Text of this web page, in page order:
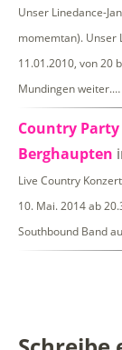
Unser Linedance-
momemtan). Unser
11.01.2010, von 20
Mundingen weiter.…
Country
Berghaupten
Live Country
10. Mai. 2014 ab
Southbound Band